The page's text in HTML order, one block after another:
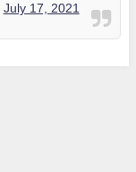
July 17, 2021